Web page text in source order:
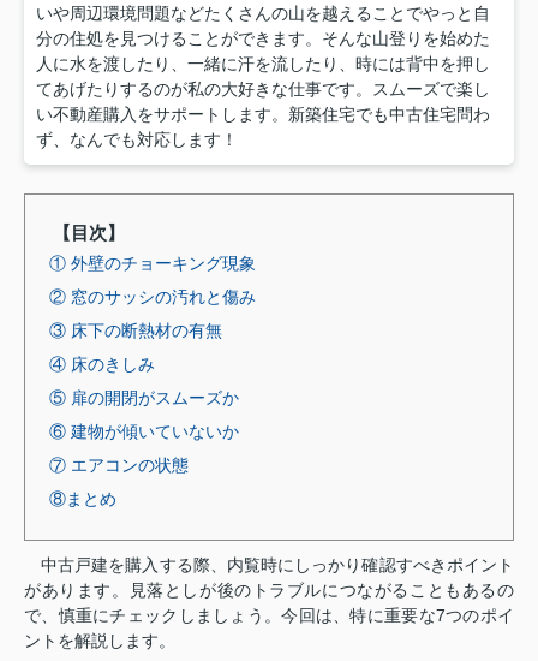
いや周辺環境問題などたくさんの山を越えることでやっと自
分の住処を見つけることができます。そんな山登りを始めた
人に水を渡したり、一緒に汗を流したり、時には背中を押し
てあげたりするのが私の大好きな仕事です。スムーズで楽し
い不動産購入をサポートします。新築住宅でも中古住宅問わ
ず、なんでも対応します！
【目次】
① 外壁のチョーキング現象
② 窓のサッシの汚れと傷み
③ 床下の断熱材の有無
④ 床のきしみ
⑤ 扉の開閉がスムーズか
⑥ 建物が傾いていないか
⑦ エアコンの状態
⑧まとめ
中古戸建を購入する際、内覧時にしっかり確認すべきポイント
があります。見落としが後のトラブルにつながることもあるの
で、慎重にチェックしましょう。今回は、特に重要な7つのポイ
ントを解説します。